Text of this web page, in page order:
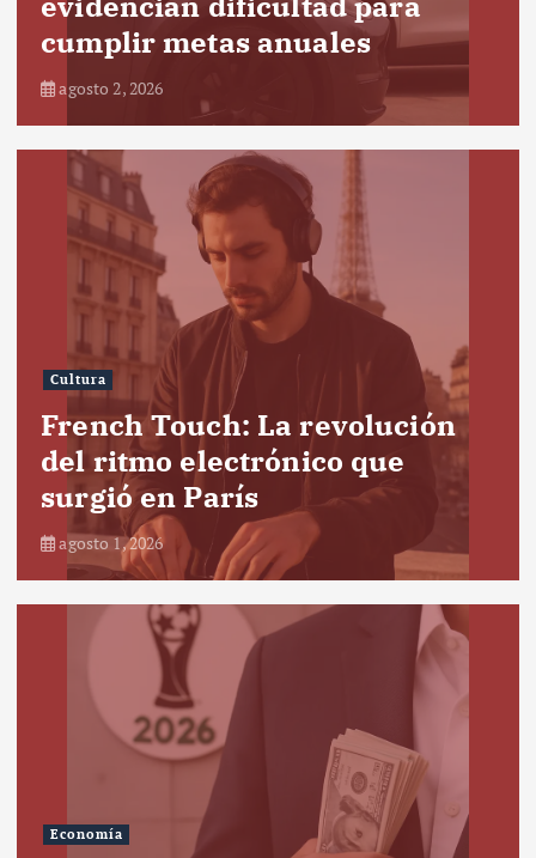
cumplir metas anuales
agosto 2, 2026
Cultura
French Touch: La revolución
del ritmo electrónico que
surgió en París
agosto 1, 2026
Economía